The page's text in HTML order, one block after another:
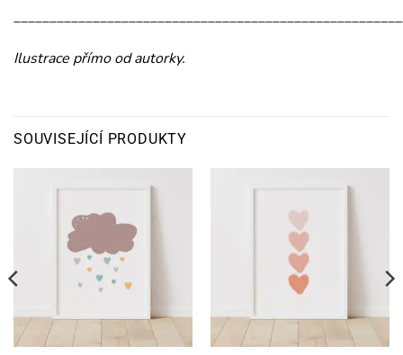
Ilustrace přímo od autorky.
SOUVISEJÍCÍ PRODUKTY